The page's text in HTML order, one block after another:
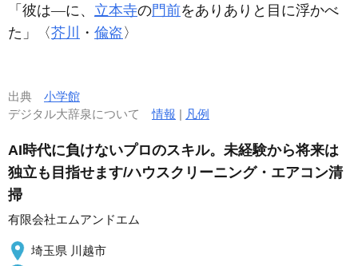
「彼は―に、 立本寺の門前をありありと目に浮かべ
た」〈芥川 ・ 偸盗 〉
出典 小学館
デジタル大辞泉について情報 | 凡例
AI時代に負けないプロのスキル。未経験から将来は
独立も目指せます/ハウスクリーニング・エアコン清
掃
有限会社エムアンドエム
埼玉県 川越市